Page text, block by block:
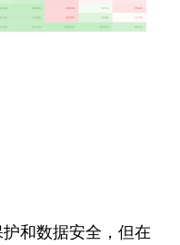
和数据安全，但在